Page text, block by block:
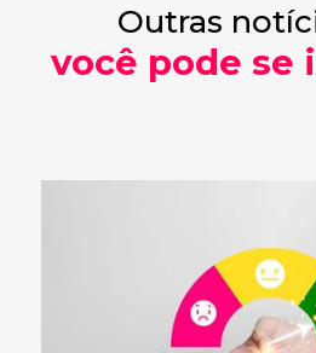
Outras
você pode se